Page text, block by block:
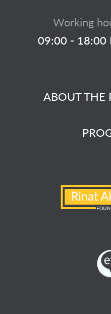
ABOUT THE
Working
09:00 - 18:00